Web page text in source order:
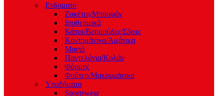
Ενδύματα
Ζακέτες/Μπουφάν
Ισοθερμικά
Κάπρι/Βερμούδες/Σόρτς
Κοντομάνικα/Αμάνικα
Μαγιό
Παντελόνια/Κολάν
Φόρμες
Φούτερ/Μακρυμάνικα
Υποδήματα
Sportswear